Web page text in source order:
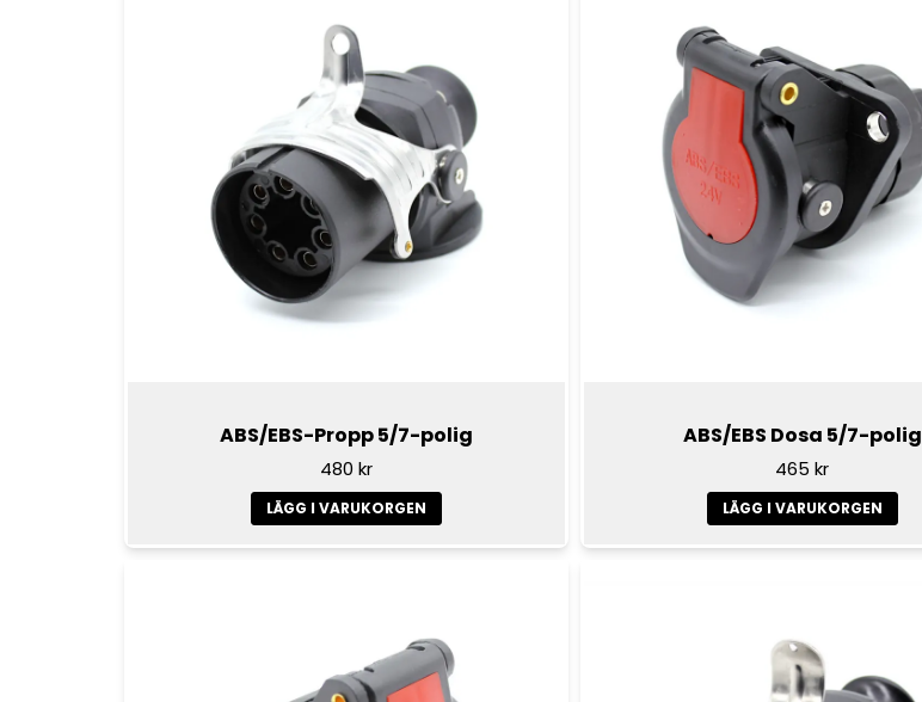
ABS/EBS-Propp 5/7-polig
480 kr
LÄGG I VARUKORGEN
ABS/EBS Dosa 5/7-polig
465 kr
LÄGG I VARUKORGEN